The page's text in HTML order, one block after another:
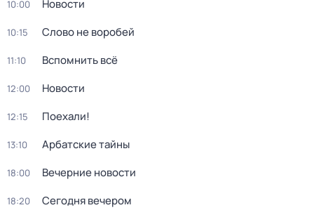
10:00 Новости
10:15 Слово не воробей
11:10 Вспомнить всё
12:00 Новости
12:15 Поехали!
13:10 Арбатские тайны
18:00 Вечерние новости
18:20 Сегодня вечером